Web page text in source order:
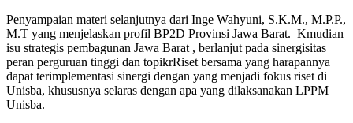
Penyampaian materi selanjutnya dari Inge Wahyuni, S.K.M., M.P.P.,
M.T yang menjelaskan profil BP2D Provinsi Jawa Barat. Kmudian
isu strategis pembagunan Jawa Barat , berlanjut pada sinergisitas
peran perguruan tinggi dan topikrRiset bersama yang harapannya
dapat terimplementasi sinergi dengan yang menjadi fokus riset di
Unisba, khususnya selaras dengan apa yang dilaksanakan LPPM
Unisba.